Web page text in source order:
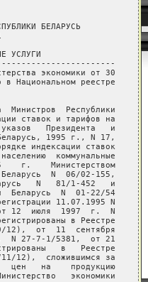
БЕЛАРУСЬ
УСЛУГИ
экономики от 30
в Национальном реестре
Министров  Республики
ставок и тарифов на
Президента   и
Беларусь, 1995 г., N 17,
индексации ставок
коммунальные
г.    Министерством
Беларусь  N  06/02-155,
N   81/1-452   и
Беларусь  N  01-22/54
11.07.1995 N
12  июля  1997  г.  N
в Реестре
12),  от  11  сентября
N 27-7-1/5381,  от 21
в   Реестре
12),  сложившимся за
цен   на    продукцию
экономики